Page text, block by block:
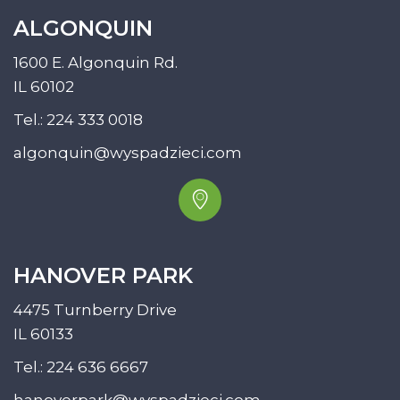
ALGONQUIN
1600 E. Algonquin Rd.
IL 60102
Tel.: 224 333 0018
algonquin@wyspadzieci.com
HANOVER PARK
4475 Turnberry Drive
IL 60133
Tel.: 224 636 6667